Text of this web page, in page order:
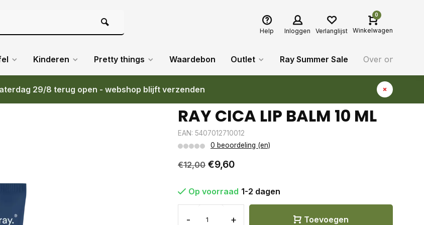
Help Inloggen Verlanglijst
0
Winkelwagen
Kinderen Pretty things Waardebon Outlet Ray Summer Sale Over ons
29/8 terug open - webshop blijft verzenden
RAY CICA LIP BALM 10 ML
EAN: 5407012710012
0 beoordeling (en)
€12,00 €9,60
Op voorraad 1-2 dagen
- + Toevoegen